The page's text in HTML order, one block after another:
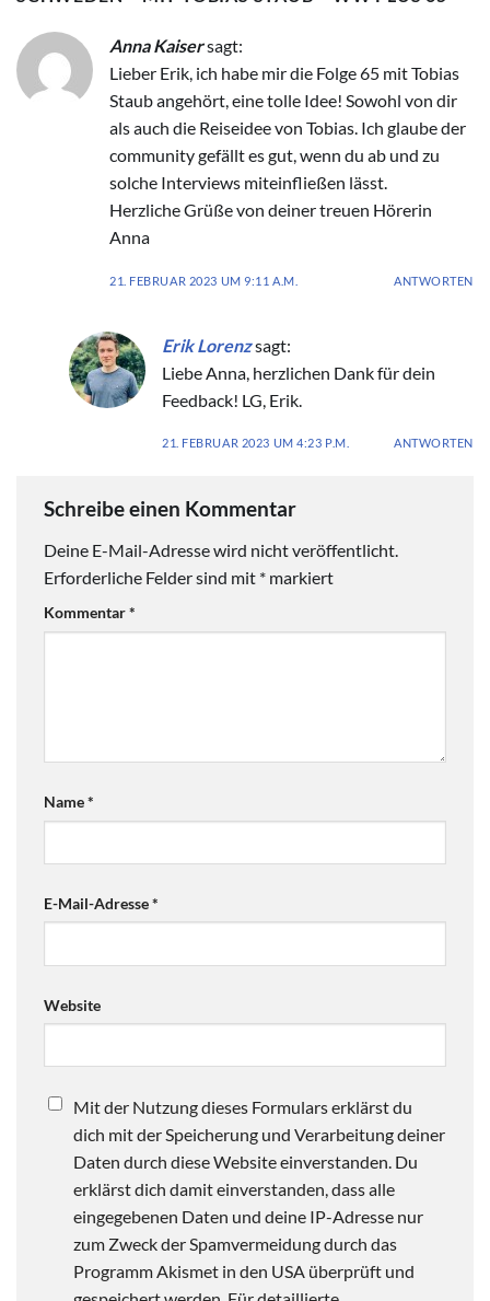
Anna Kaisersagt:
Lieber Erik, ich habe mir die Folge 65 mit Tobias
Staub angehört, eine tolle Idee! Sowohl von dir
als auch die Reiseidee von Tobias. Ich glaube der
community gefällt es gut, wenn du ab und zu
solche Interviews miteinfließen lässt.
Herzliche Grüße von deiner treuen Hörerin
Anna
21. FEBRUAR 2023 UM 9:11 A.M. ANTWORTEN
Erik Lorenzsagt:
Liebe Anna, herzlichen Dank für dein
Feedback! LG, Erik.
21. FEBRUAR 2023 UM 4:23 P.M. ANTWORTEN
Schreibe einen Kommentar
Deine E-Mail-Adresse wird nicht veröffentlicht.
Erforderliche Felder sind mit * markiert
Kommentar*
Name*
E-Mail-Adresse*
Website
Mit der Nutzung dieses Formulars erklärst du
dich mit der Speicherung und Verarbeitung deiner
Daten durch diese Website einverstanden. Du
erklärst dich damit einverstanden, dass alle
eingegebenen Daten und deine IP-Adresse nur
zum Zweck der Spamvermeidung durch das
Programm Akismet in den USA überprüft und